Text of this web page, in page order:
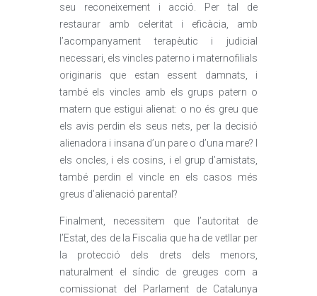
seu reconeixement i acció. Per tal de
restaurar amb celeritat i eficàcia, amb
l’acompanyament terapèutic i judicial
necessari, els vincles paterno i maternofilials
originaris que estan essent damnats, i
també els vincles amb els grups patern o
matern que estigui alienat: o no és greu que
els avis perdin els seus nets, per la decisió
alienadora i insana d’un pare o d’una mare? I
els oncles, i els cosins, i el grup d’amistats,
també perdin el vincle en els casos més
greus d’alienació parental?
Finalment, necessitem que l’autoritat de
l’Estat, des de la Fiscalia que ha de vetllar per
la protecció dels drets dels menors,
naturalment el síndic de greuges com a
comissionat del Parlament de Catalunya